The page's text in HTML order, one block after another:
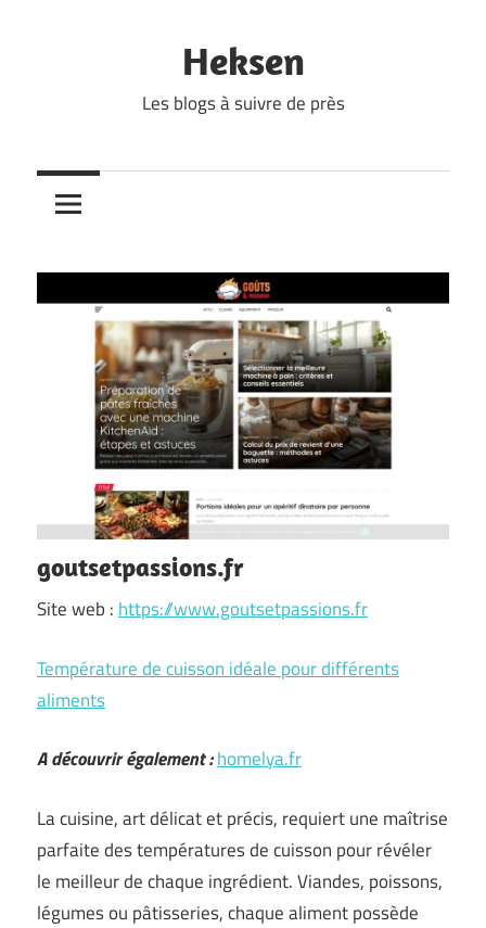
Heksen
Les blogs à suivre de près
goutsetpassions.fr
Site web : https://www.goutsetpassions.fr
Température de cuisson idéale pour différents
aliments
A découvrir également :homelya.fr
La cuisine, art délicat et précis, requiert une maîtrise
parfaite des températures de cuisson pour révéler
le meilleur de chaque ingrédient. Viandes, poissons,
légumes ou pâtisseries, chaque aliment possède